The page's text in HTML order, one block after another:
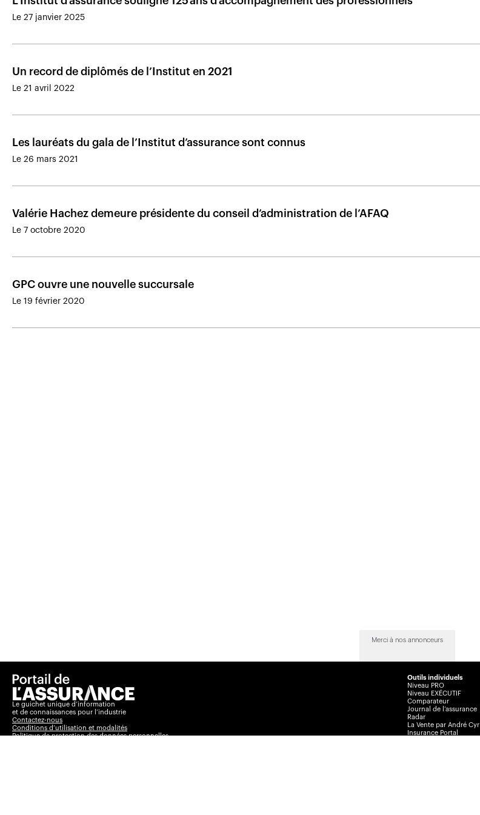
Le 27 janvier 2025
Un record de diplômés de l’Institut en 2021
Le 21 avril 2022
Les lauréats du gala de l’Institut d’assurance sont connus
Le 26 mars 2021
Valérie Hachez demeure présidente du conseil d’administration de l’AFAQ
Le 7 octobre 2020
GPC ouvre une nouvelle succursale
Le 19 février 2020
Merci à nos annonceurs
Le guichet unique d’information
et de connaissances pour l’industrie
Contactez-nous
Conditions d’utilisation et modalités
Politique de protection des données personnelles
Outils individuels
Niveau PRO
Niveau EXÉCUTIF
Comparateur
Journal de l’assurance
Radar
La Vente par André Cyr
Insurance Portal